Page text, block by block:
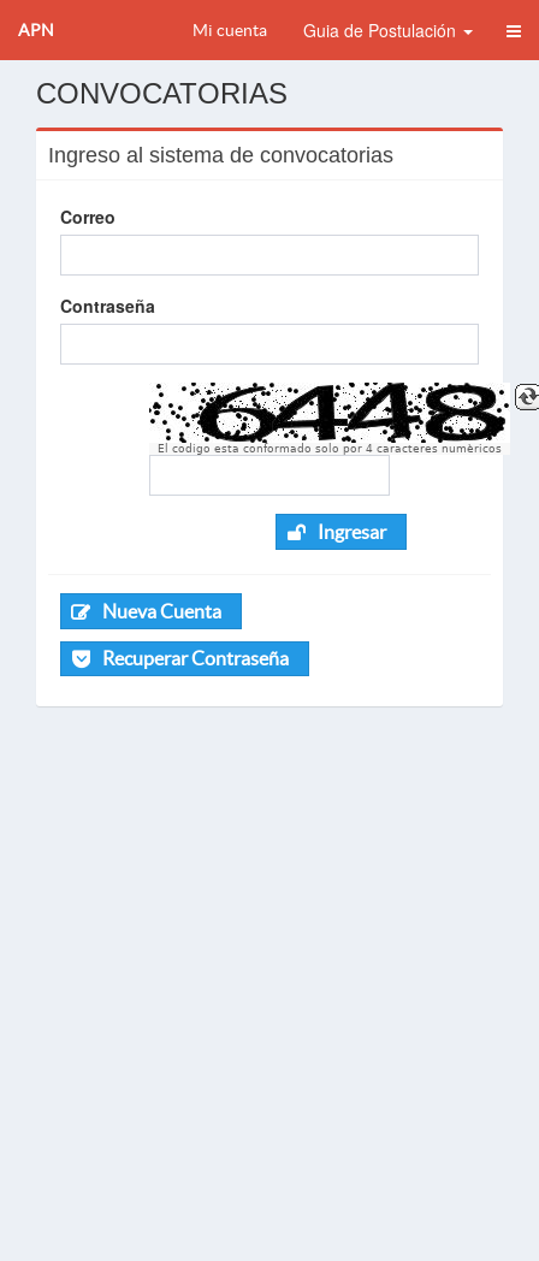
APN Mi cuenta Guia de Postulación
CONVOCATORIAS
Ingreso al sistema de convocatorias
Correo
Contraseña
El codigo esta conformado solo por 4 caracteres numèricos
Ingresar
Nueva Cuenta
Recuperar Contraseña